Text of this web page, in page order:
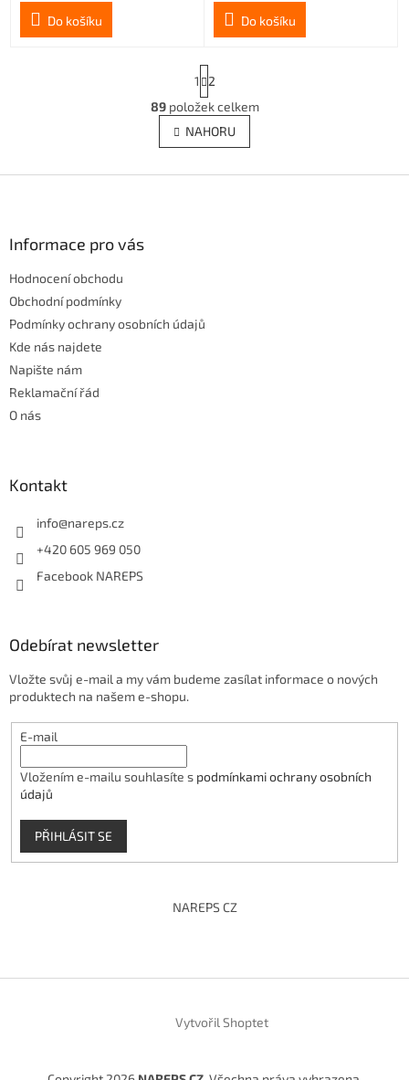
Do košíku
Do košíku
O
v
l
y
S
t
r
á
n
k
v
1
2
89položek celkem
NAHORU
Informace pro vás
Hodnocení obchodu
Obchodní podmínky
Podmínky ochrany osobních údajů
Kde nás najdete
Napište nám
Reklamační řád
O nás
Kontakt
info@nareps.cz
+420 605 969 050
Facebook NAREPS
Odebírat newsletter
Vložte svůj e-mail a my vám budeme zasílat informace o nových
produktech na našem e-shopu.
E-mail
Vložením e-mailu souhlasíte s podmínkami ochrany osobních
údajů
PŘIHLÁSIT SE
NAREPS CZ
Vytvořil Shoptet